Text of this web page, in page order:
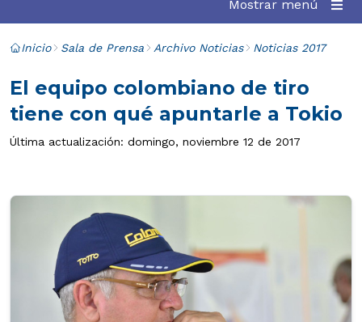
Mostrar menú
Inicio Sala de Prensa Archivo Noticias Noticias 2017
El equipo colombiano de tiro
tiene con qué apuntarle a Tokio
Última actualización: domingo, noviembre 12 de 2017